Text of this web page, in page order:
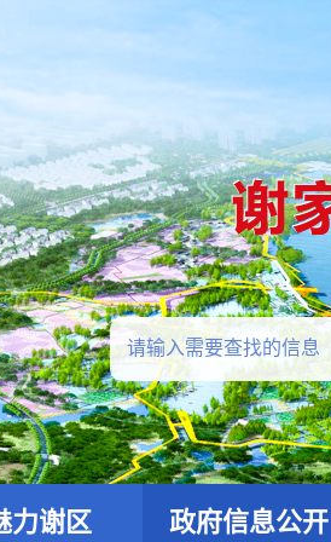
力谢区 政府信息公开